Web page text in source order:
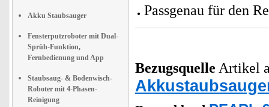
Akku Staubsauger
Fensterputzroboter mit Dual-
Sprüh-Funktion,
Fernbedienung und App
Staubsaug- & Bodenwisch-
Roboter mit 4-Phasen-
Reinigung
Passgenau für den
Bezugsquelle Artikel